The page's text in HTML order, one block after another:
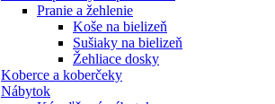
Pranie a žehlenie
Koše na bielizeň
Sušiaky na bielizeň
Žehliace dosky
Koberce a koberčeky
Nábytok